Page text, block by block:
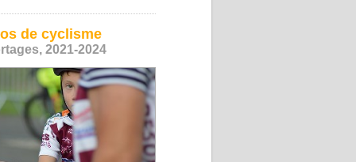
de cyclisme
2021-2024